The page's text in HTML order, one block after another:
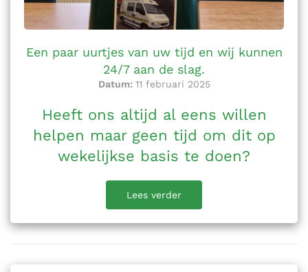
Een paar uurtjes van uw tijd en wij kunnen
24/7 aan de slag.
Datum: 11 februari 2025
Heeft ons altijd al eens willen
helpen maar geen tijd om dit op
wekelijkse basis te doen?
Lees verder